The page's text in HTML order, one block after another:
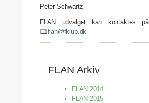
Peter Schwartz
FLAN udvalget kan kontaktes på
flan@fklub.dk
FLAN Arkiv
FLAN 2014
FLAN 2015